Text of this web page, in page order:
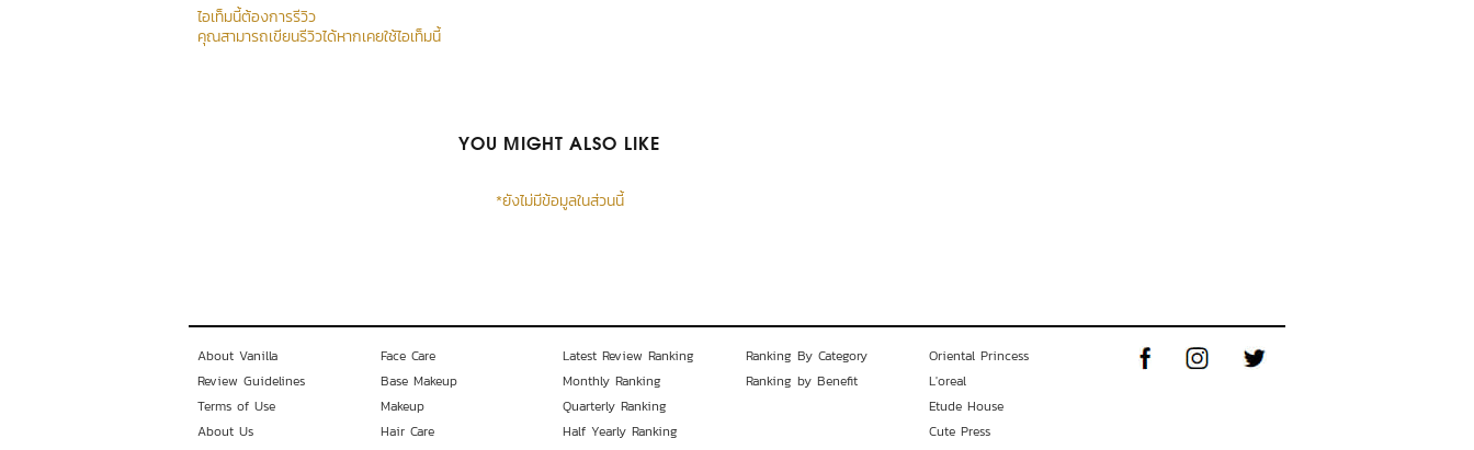
ไอเท็มนี้ต้องการรีวิว
คุณสามารถเขียนรีวิวได้หากเคยใช้ไอเท็มนี้
YOU MIGHT ALSO LIKE
*ยังไม่มีข้อมูลในส่วนนี้
About Vanilla
Review Guidelines
Terms of Use
About Us
Face Care
Base Makeup
Makeup
Hair Care
Latest Review Ranking
Monthly Ranking
Quarterly Ranking
Half Yearly Ranking
Ranking By Category
Ranking by Benefit
Oriental Princess
L'oreal
Etude House
Cute Press